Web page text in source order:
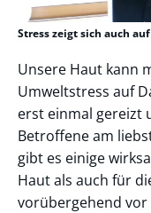
Stress zeigt sich auch
Unsere Haut kann
Umweltstress auf
erst einmal gereizt
Betroffene am
gibt es einige
Haut als auch für
vorübergehend